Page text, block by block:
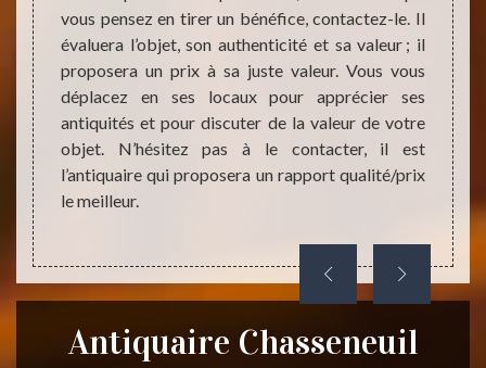
à
à
vous
vous pensez en tirer un bénéfice, contactez-le. Il
évaluera l’objet, son authenticité et sa valeur ; il
proposera un prix à sa juste valeur. Vous vous
déplacez en ses locaux pour apprécier ses
antiquités et pour discuter de la valeur de votre
objet. N’hésitez pas à le contacter, il est
l’antiquaire qui proposera un rapport qualité/prix
le meilleur.
et il
tels
juste
Antiquaire Chasseneuil